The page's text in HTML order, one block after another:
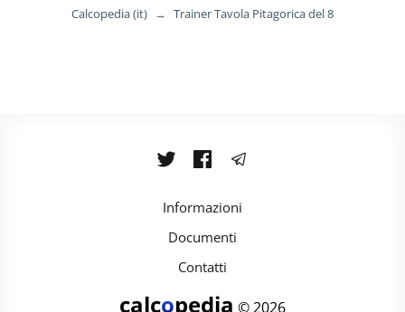
Calcopedia (it) → Trainer Tavola Pitagorica del 8
Informazioni
Documenti
Contatti
calcopedia © 2026